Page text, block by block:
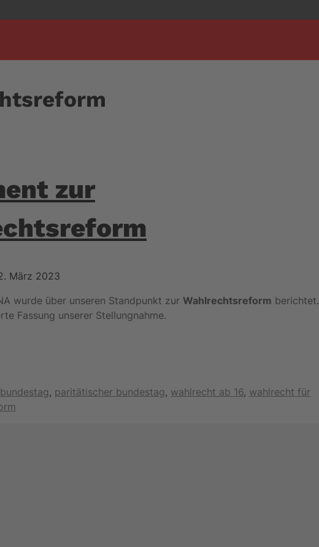
zur
März 2023
wurde über unseren Standpunkt zur Wahlrechtsreform berichtet.
Fassung unserer Stellungnahme.
Schlagwörter
bundestag, paritätischer bundestag, wahlrecht ab 16, wahlrecht für